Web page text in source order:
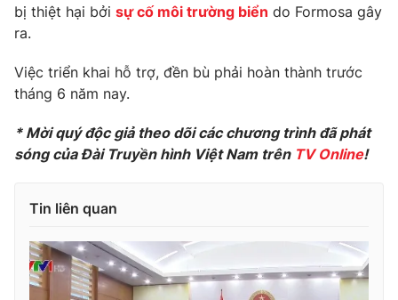
Phim VTV
Nhân vật
Giải sao mai
Giải trí
Điện ảnh
Âm nhạc
Sao
Đời sống
Làm đẹp
Giáo dục
Tuyển sinh
Học trực tuyến
Hitech Công nghệ tương lai
Sản phẩm
Thị trường
Lịch phát sóng
bị thiệt hại bởi sự cố môi trường biển do Formosa gây
ra.
Việc triển khai hỗ trợ, đền bù phải hoàn thành trước
tháng 6 năm nay.
* Mời quý độc giả theo dõi các chương trình đã phát
sóng của Đài Truyền hình Việt Nam trên TV Online!
Tin liên quan